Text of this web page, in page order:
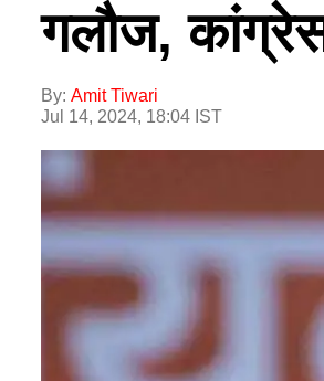
गलौज,
By: Amit Tiwari
Jul 14, 2024, 18:04 IST